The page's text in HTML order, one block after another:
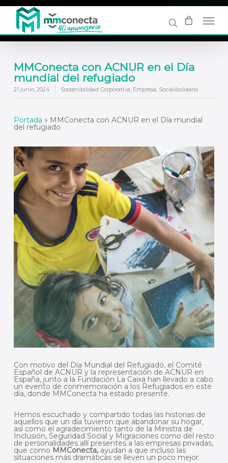
content
MMConecta con ACNUR en el Día
mundial del refugiado
21 junio, 2024 Sostenibilidad Corporativa, Empresa, Social/solidario
Portada » MMConecta con ACNUR en el Día mundial
del refugiado
Con motivo del Día Mundial del Refugiado, el Comité
Español de ACNUR y la representación de ACNUR en
España, junto a la Fundación La Caixa han llevado a cabo
un evento de conmemoración a los Refugiados en este
día, donde MMConecta ha estado presente.
Hemos escuchado y compartido todas las historias de
aquellos que un día tuvieron que abandonar su hogar,
así como el agradecimiento tanto de la Ministra de
Inclusión, Seguridad Social y Migraciones como del resto
de personalidades allí presentes a las empresas privadas,
que como MMConecta,ayudan a que incluso las
situaciones más dramáticas se lleven un poco mejor.